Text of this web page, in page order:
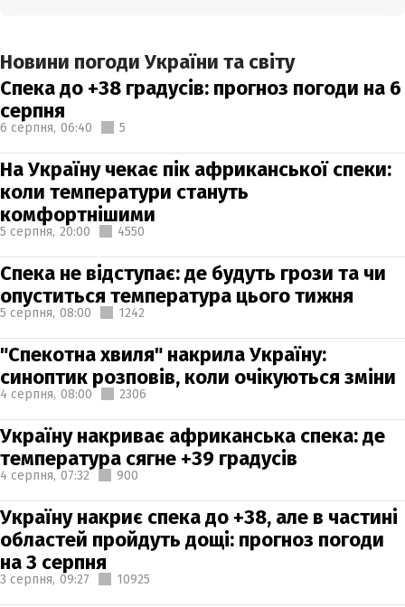
Новини погоди України та світу
Спека до +38 градусів: прогноз погоди на 6
серпня
6 серпня, 06:40 5
На Україну чекає пік африканської спеки:
коли температури стануть
комфортнішими
5 серпня, 20:00 4550
Спека не відступає: де будуть грози та чи
опуститься температура цього тижня
5 серпня, 08:00 1242
"Спекотна хвиля" накрила Україну:
синоптик розповів, коли очікуються зміни
4 серпня, 08:00 2306
Україну накриває африканська спека: де
температура сягне +39 градусів
4 серпня, 07:32 900
Україну накриє спека до +38, але в частині
областей пройдуть дощі: прогноз погоди
на 3 серпня
3 серпня, 09:27 10925